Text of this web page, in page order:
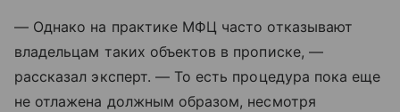
— Однако на практике МФЦ часто отказывают
владельцам таких объектов в прописке, —
рассказал эксперт. — То есть процедура пока еще
не отлажена должным образом, несмотря